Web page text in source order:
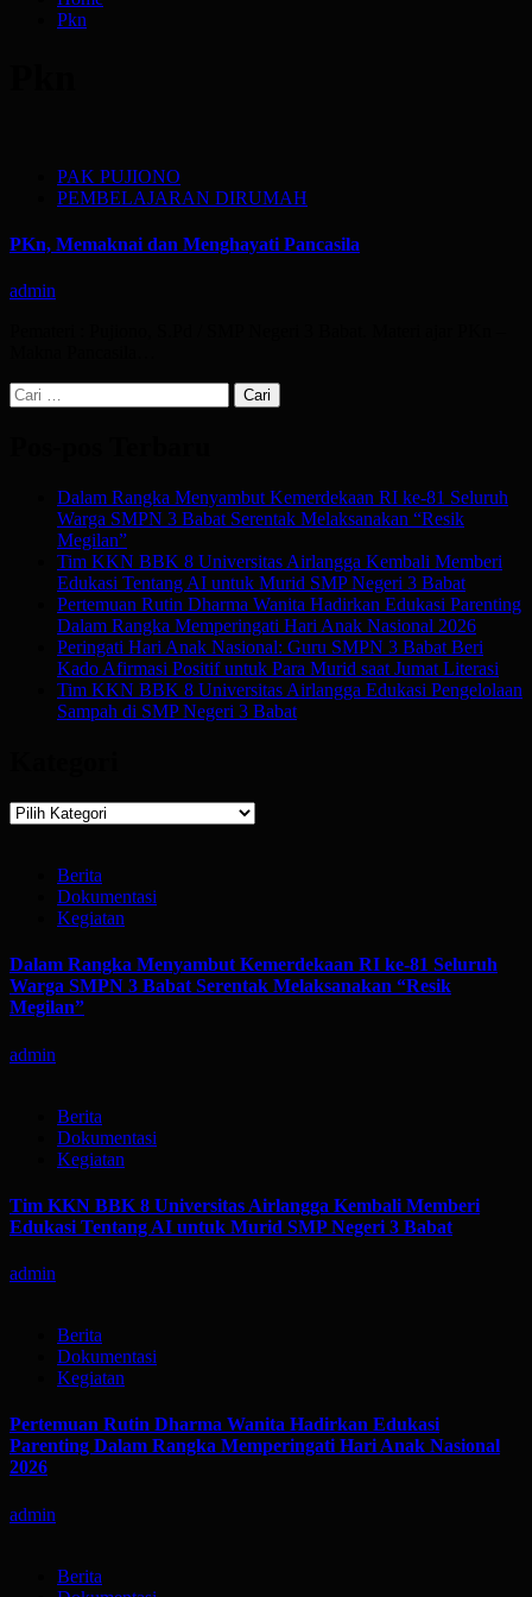
Pkn
PAK PUJIONO
PEMBELAJARAN DIRUMAH
PKn, Memaknai dan Menghayati Pancasila
admin
Cari
untuk:
Dalam Rangka Menyambut Kemerdekaan RI ke-81 Seluruh
Warga SMPN 3 Babat Serentak Melaksanakan “Resik
Megilan”
Tim KKN BBK 8 Universitas Airlangga Kembali Memberi
Edukasi Tentang AI untuk Murid SMP Negeri 3 Babat
Pertemuan Rutin Dharma Wanita Hadirkan Edukasi Parenting
Dalam Rangka Memperingati Hari Anak Nasional 2026
Peringati Hari Anak Nasional: Guru SMPN 3 Babat Beri
Kado Afirmasi Positif untuk Para Murid saat Jumat Literasi
Tim KKN BBK 8 Universitas Airlangga Edukasi Pengelolaan
Sampah di SMP Negeri 3 Babat
Kategori
Berita
Dokumentasi
Kegiatan
Dalam Rangka Menyambut Kemerdekaan RI ke-81 Seluruh
Warga SMPN 3 Babat Serentak Melaksanakan “Resik
Megilan”
admin
Berita
Dokumentasi
Kegiatan
Tim KKN BBK 8 Universitas Airlangga Kembali Memberi
Edukasi Tentang AI untuk Murid SMP Negeri 3 Babat
admin
Berita
Dokumentasi
Kegiatan
Pertemuan Rutin Dharma Wanita Hadirkan Edukasi
Parenting Dalam Rangka Memperingati Hari Anak Nasional
2026
admin
Berita